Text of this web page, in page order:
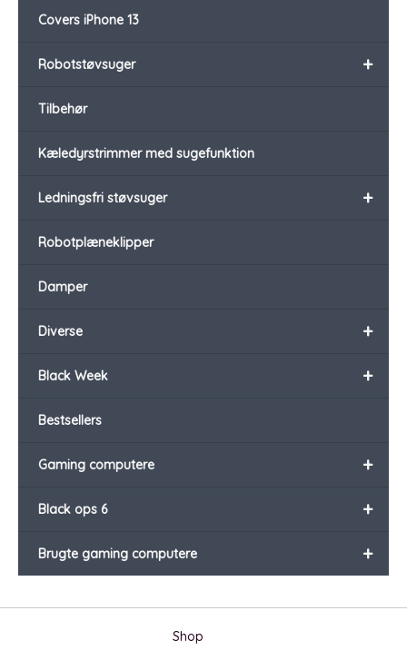
Covers iPhone 13
+
Robotstøvsuger
Tilbehør
Kæledyrstrimmer med sugefunktion
+
Ledningsfri støvsuger
Robotplæneklipper
Damper
+
Diverse
+
Black Week
Bestsellers
+
Gaming computere
+
Black ops 6
+
Brugte gaming computere
Shop